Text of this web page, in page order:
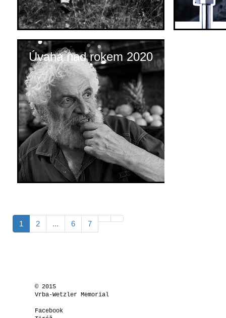
Úvaha nad rokem 2020
1 2 ... 6 7
© 2015
Vrba-Wetzler Memorial
Facebook